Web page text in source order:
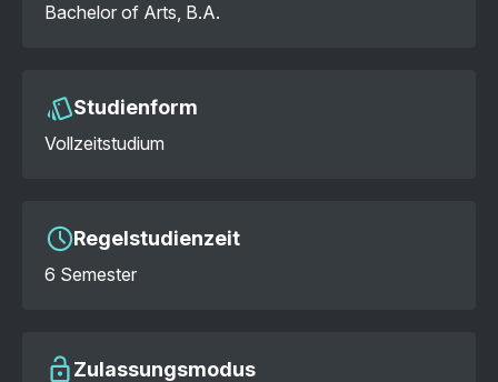
Bachelor of Arts, B.A.
Studienform
Vollzeitstudium
Regelstudienzeit
6 Semester
Zulassungsmodus